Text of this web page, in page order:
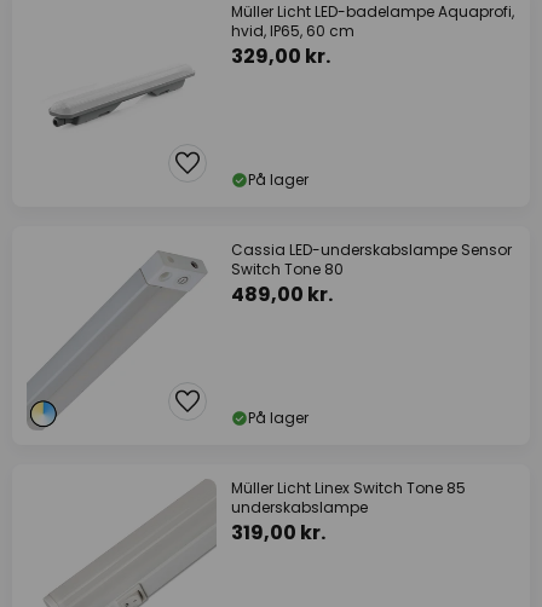
Müller Licht LED-badelampe Aquaprofi,
hvid, IP65, 60 cm
329,00 kr.
På lager
Cassia LED-underskabslampe Sensor
Switch Tone 80
489,00 kr.
På lager
Müller Licht Linex Switch Tone 85
underskabslampe
319,00 kr.